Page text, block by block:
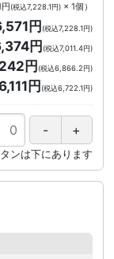
(税込7,228.1円)× 1個 ）
円 (税込7,228.1円)
円 (税込7,011.4円)
円 (税込6,866.2円)
円 (税込6,722.1円)